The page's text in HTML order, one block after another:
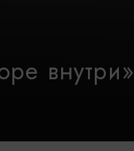
внутри»